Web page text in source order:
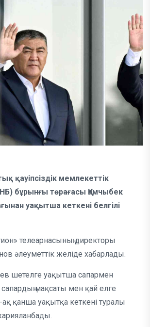
қауіпсіздік мемлекеттік
бұрынғы төрағасы Қамчыбек
уақытша кеткені белгілі
телеарнасының директоры
әлеуметтік желіде хабарлады.
шетелге уақытша сапармен
мақсаты мен қай елге
қанша уақытқа кеткені туралы